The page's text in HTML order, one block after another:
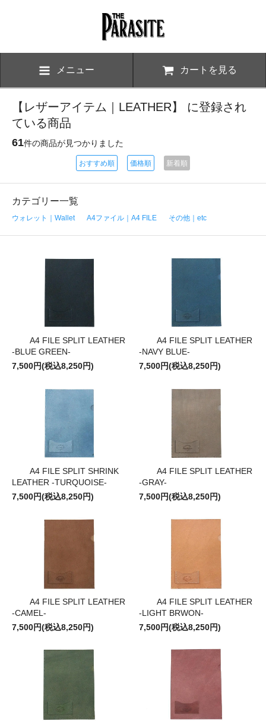
メニュー カートを見る
【レザーアイテム｜LEATHER】 に登録され
ている商品
61件の商品が見つかりました
おすすめ順 価格順 新着順
カテゴリー一覧
ウォレット｜Wallet A4ファイル｜A4 FILE その他｜etc
A4 FILE SPLIT LEATHER
-BLUE GREEN-
7,500円(税込8,250円)
A4 FILE SPLIT LEATHER
-NAVY BLUE-
7,500円(税込8,250円)
A4 FILE SPLIT SHRINK
LEATHER -TURQUOISE-
7,500円(税込8,250円)
A4 FILE SPLIT LEATHER
-GRAY-
7,500円(税込8,250円)
A4 FILE SPLIT LEATHER
-CAMEL-
7,500円(税込8,250円)
A4 FILE SPLIT LEATHER
-LIGHT BRWON-
7,500円(税込8,250円)